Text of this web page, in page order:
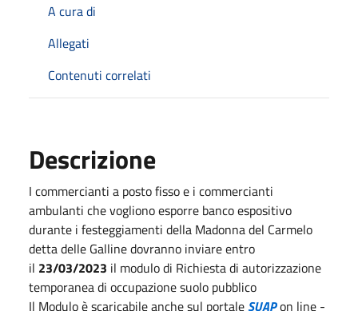
A cura di
Allegati
Contenuti correlati
Descrizione
I commercianti a posto fisso e i commercianti
ambulanti che vogliono esporre banco espositivo
durante i festeggiamenti della Madonna del Carmelo
detta delle Galline dovranno inviare entro
il 23/03/2023 il modulo di Richiesta di autorizzazione
temporanea di occupazione suolo pubblico
Il Modulo è scaricabile anche sul portale SUAPon line -